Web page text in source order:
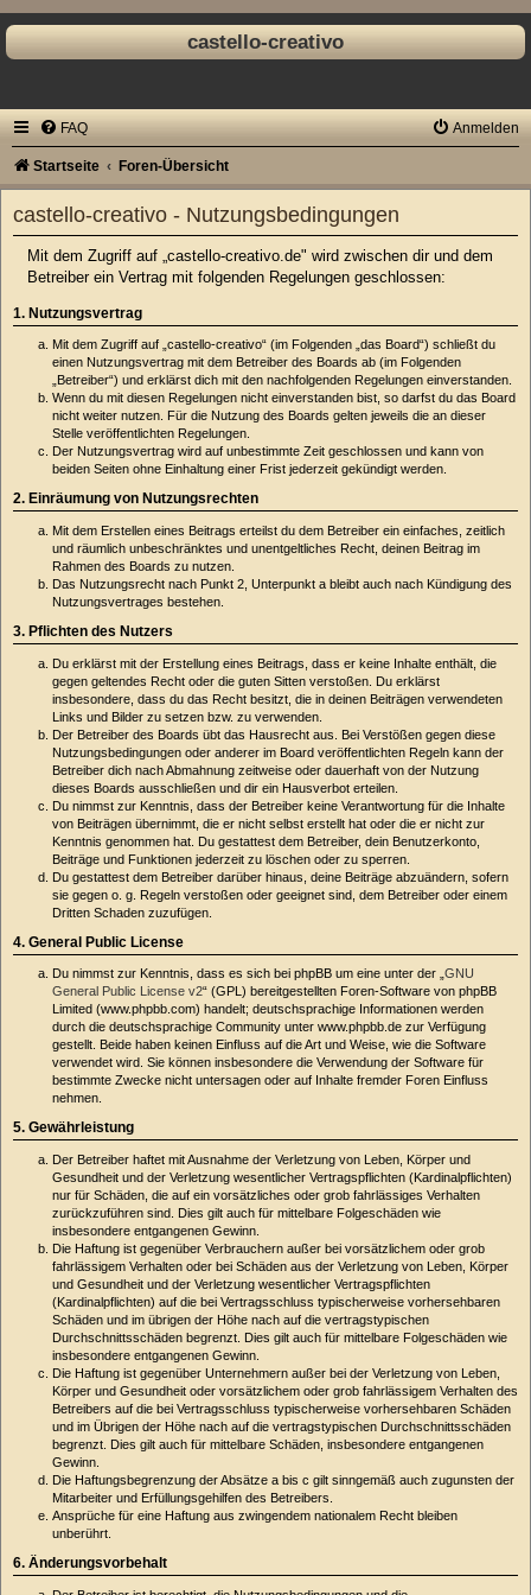
castello-creativo
FAQ Anmelden
Startseite Foren-Übersicht
castello-creativo - Nutzungsbedingungen
Mit dem Zugriff auf „castello-creativo.de" wird zwischen dir und dem
Betreiber ein Vertrag mit folgenden Regelungen geschlossen:
1. Nutzungsvertrag
Mit dem Zugriff auf „castello-creativo“ (im Folgenden „das Board“) schließt du
einen Nutzungsvertrag mit dem Betreiber des Boards ab (im Folgenden
„Betreiber“) und erklärst dich mit den nachfolgenden Regelungen einverstanden.
Wenn du mit diesen Regelungen nicht einverstanden bist, so darfst du das Board
nicht weiter nutzen. Für die Nutzung des Boards gelten jeweils die an dieser
Stelle veröffentlichten Regelungen.
Der Nutzungsvertrag wird auf unbestimmte Zeit geschlossen und kann von
beiden Seiten ohne Einhaltung einer Frist jederzeit gekündigt werden.
2. Einräumung von Nutzungsrechten
Mit dem Erstellen eines Beitrags erteilst du dem Betreiber ein einfaches, zeitlich
und räumlich unbeschränktes und unentgeltliches Recht, deinen Beitrag im
Rahmen des Boards zu nutzen.
Das Nutzungsrecht nach Punkt 2, Unterpunkt a bleibt auch nach Kündigung des
Nutzungsvertrages bestehen.
3. Pflichten des Nutzers
Du erklärst mit der Erstellung eines Beitrags, dass er keine Inhalte enthält, die
gegen geltendes Recht oder die guten Sitten verstoßen. Du erklärst
insbesondere, dass du das Recht besitzt, die in deinen Beiträgen verwendeten
Links und Bilder zu setzen bzw. zu verwenden.
Der Betreiber des Boards übt das Hausrecht aus. Bei Verstößen gegen diese
Nutzungsbedingungen oder anderer im Board veröffentlichten Regeln kann der
Betreiber dich nach Abmahnung zeitweise oder dauerhaft von der Nutzung
dieses Boards ausschließen und dir ein Hausverbot erteilen.
Du nimmst zur Kenntnis, dass der Betreiber keine Verantwortung für die Inhalte
von Beiträgen übernimmt, die er nicht selbst erstellt hat oder die er nicht zur
Kenntnis genommen hat. Du gestattest dem Betreiber, dein Benutzerkonto,
Beiträge und Funktionen jederzeit zu löschen oder zu sperren.
Du gestattest dem Betreiber darüber hinaus, deine Beiträge abzuändern, sofern
sie gegen o. g. Regeln verstoßen oder geeignet sind, dem Betreiber oder einem
Dritten Schaden zuzufügen.
4. General Public License
Du nimmst zur Kenntnis, dass es sich bei phpBB um eine unter der „GNU
General Public License v2“ (GPL) bereitgestellten Foren-Software von phpBB
Limited (www.phpbb.com) handelt; deutschsprachige Informationen werden
durch die deutschsprachige Community unter www.phpbb.de zur Verfügung
gestellt. Beide haben keinen Einfluss auf die Art und Weise, wie die Software
verwendet wird. Sie können insbesondere die Verwendung der Software für
bestimmte Zwecke nicht untersagen oder auf Inhalte fremder Foren Einfluss
nehmen.
5. Gewährleistung
Der Betreiber haftet mit Ausnahme der Verletzung von Leben, Körper und
Gesundheit und der Verletzung wesentlicher Vertragspflichten (Kardinalpflichten)
nur für Schäden, die auf ein vorsätzliches oder grob fahrlässiges Verhalten
zurückzuführen sind. Dies gilt auch für mittelbare Folgeschäden wie
insbesondere entgangenen Gewinn.
Die Haftung ist gegenüber Verbrauchern außer bei vorsätzlichem oder grob
fahrlässigem Verhalten oder bei Schäden aus der Verletzung von Leben, Körper
und Gesundheit und der Verletzung wesentlicher Vertragspflichten
(Kardinalpflichten) auf die bei Vertragsschluss typischerweise vorhersehbaren
Schäden und im übrigen der Höhe nach auf die vertragstypischen
Durchschnittsschäden begrenzt. Dies gilt auch für mittelbare Folgeschäden wie
insbesondere entgangenen Gewinn.
Die Haftung ist gegenüber Unternehmern außer bei der Verletzung von Leben,
Körper und Gesundheit oder vorsätzlichem oder grob fahrlässigem Verhalten des
Betreibers auf die bei Vertragsschluss typischerweise vorhersehbaren Schäden
und im Übrigen der Höhe nach auf die vertragstypischen Durchschnittsschäden
begrenzt. Dies gilt auch für mittelbare Schäden, insbesondere entgangenen
Gewinn.
Die Haftungsbegrenzung der Absätze a bis c gilt sinngemäß auch zugunsten der
Mitarbeiter und Erfüllungsgehilfen des Betreibers.
Ansprüche für eine Haftung aus zwingendem nationalem Recht bleiben
unberührt.
6. Änderungsvorbehalt